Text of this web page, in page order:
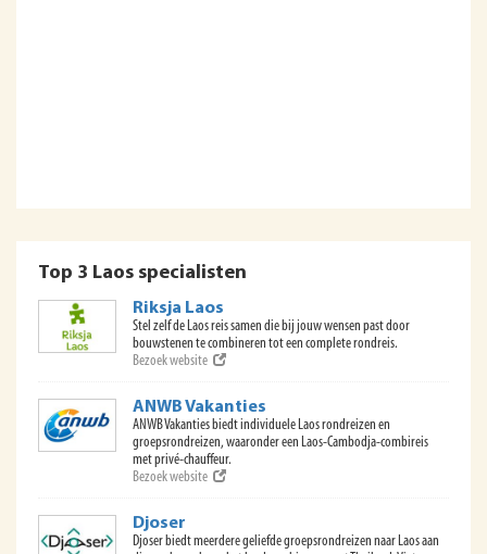
Top 3 Laos specialisten
Riksja Laos
Stel zelf de Laos reis samen die bij jouw wensen past door
bouwstenen te combineren tot een complete rondreis.
Bezoek website
ANWB Vakanties
ANWB Vakanties biedt individuele Laos rondreizen en
groepsrondreizen, waaronder een Laos-Cambodja-combireis
met privé-chauffeur.
Bezoek website
Djoser
Djoser biedt meerdere geliefde groepsrondreizen naar Laos aan